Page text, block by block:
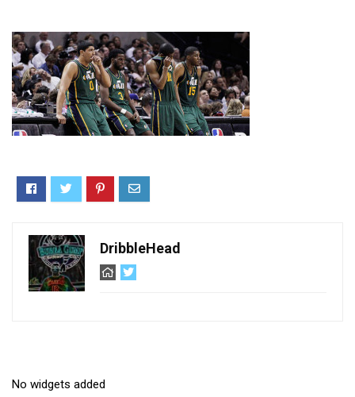
DribbleHead
No widgets added